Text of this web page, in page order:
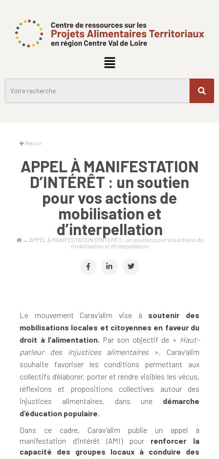
Retour
APPEL À MANIFESTATION
D’INTÉRÊT : un soutien
pour vos actions de
mobilisation et
d’interpellation
→ APPEL À MANIFESTATION D’INTÉRÊT : un soutien pour vos actions de
mobilisation et d’interpellation
Le mouvement Carav’alim vise à soutenir des
mobilisations locales et citoyennes en faveur du
droit à l’alimentation. Par son objectif de « Haut-
parleur des injustices alimentaires», Carav’alim
souhaite favoriser les conditions permettant aux
collectifs d’élaborer, porter et rendre visibles les vécus,
réflexions et propositions collectives autour des
injustices alimentaires, dans une démarche
d’éducation populaire.
Dans ce cadre, Carav’alim publie un appel à
manifestation d’intérêt (AMI) pour renforcer la
capacité des groupes locaux à conduire des